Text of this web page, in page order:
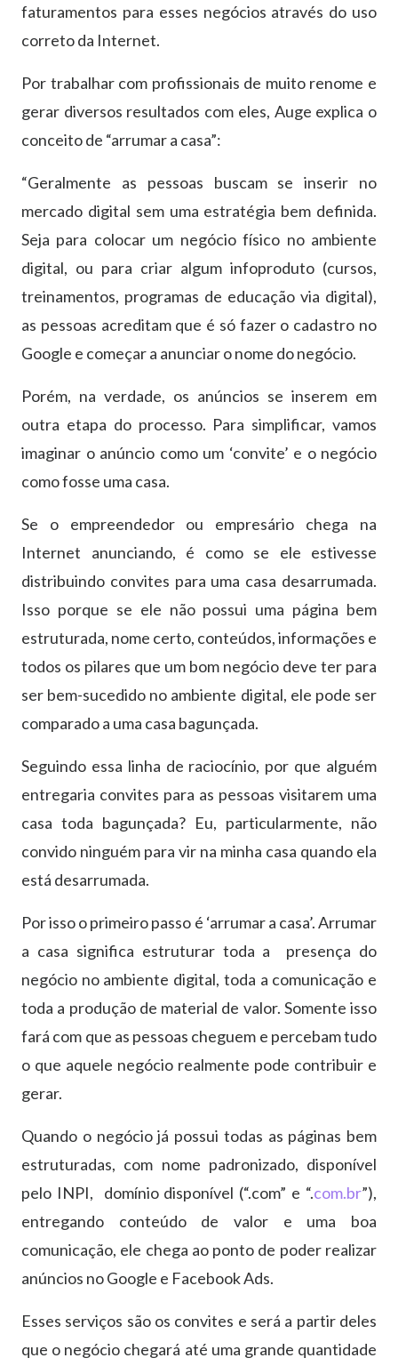
faturamentos para esses negócios através do uso
correto da Internet.
Por trabalhar com profissionais de muito renome e
gerar diversos resultados com eles, Auge explica o
conceito de “arrumar a casa”:
“Geralmente as pessoas buscam se inserir no
mercado digital sem uma estratégia bem definida.
Seja para colocar um negócio físico no ambiente
digital, ou para criar algum infoproduto (cursos,
treinamentos, programas de educação via digital),
as pessoas acreditam que é só fazer o cadastro no
Google e começar a anunciar o nome do negócio.
Porém, na verdade, os anúncios se inserem em
outra etapa do processo. Para simplificar, vamos
imaginar o anúncio como um ‘convite’ e o negócio
como fosse uma casa.
Se o empreendedor ou empresário chega na
Internet anunciando, é como se ele estivesse
distribuindo convites para uma casa desarrumada.
Isso porque se ele não possui uma página bem
estruturada, nome certo, conteúdos, informações e
todos os pilares que um bom negócio deve ter para
ser bem-sucedido no ambiente digital, ele pode ser
comparado a uma casa bagunçada.
Seguindo essa linha de raciocínio, por que alguém
entregaria convites para as pessoas visitarem uma
casa toda bagunçada? Eu, particularmente, não
convido ninguém para vir na minha casa quando ela
está desarrumada.
Por isso o primeiro passo é ‘arrumar a casa’. Arrumar
a casa significa estruturar toda a presença do
negócio no ambiente digital, toda a comunicação e
toda a produção de material de valor. Somente isso
fará com que as pessoas cheguem e percebam tudo
o que aquele negócio realmente pode contribuir e
gerar.
Quando o negócio já possui todas as páginas bem
estruturadas, com nome padronizado, disponível
pelo INPI, domínio disponível (“.com” e “.com.br”),
entregando conteúdo de valor e uma boa
comunicação, ele chega ao ponto de poder realizar
anúncios no Google e Facebook Ads.
Esses serviços são os convites e será a partir deles
que o negócio chegará até uma grande quantidade